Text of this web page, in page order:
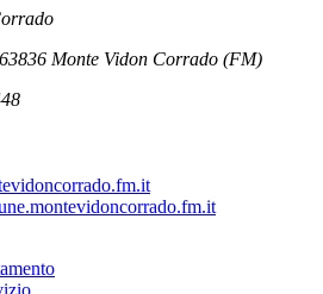
Monte Vidon Corrado (FM)